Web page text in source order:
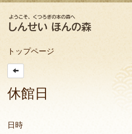
トップページ
休館日
日時